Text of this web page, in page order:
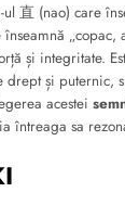
直 (nao) care
„copac,
și integritate.
drept și puternic,
acestei
întreaga sa